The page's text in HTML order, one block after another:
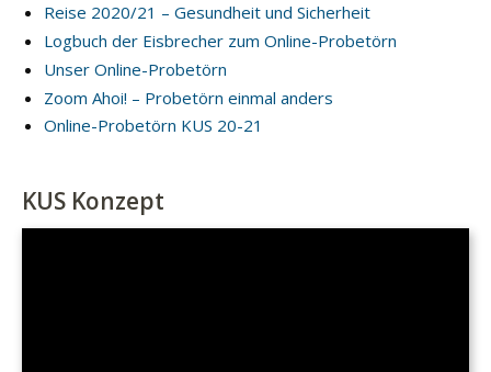
Reise 2020/21 – Gesundheit und Sicherheit
Logbuch der Eisbrecher zum Online-Probetörn
Unser Online-Probetörn
Zoom Ahoi! – Probetörn einmal anders
Online-Probetörn KUS 20-21
KUS Konzept